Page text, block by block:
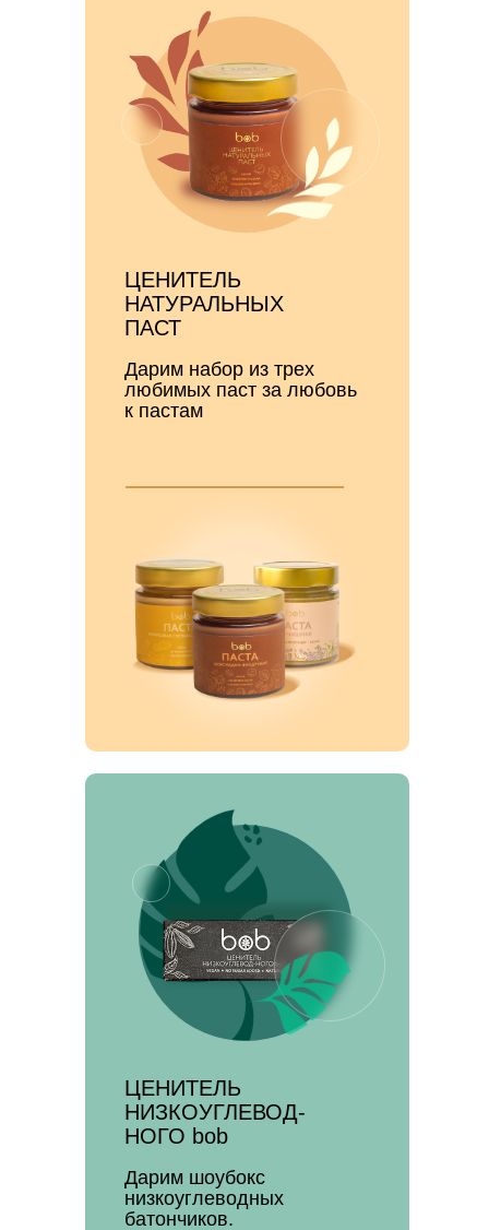
ЦЕНИТЕЛЬ
НАТУРАЛЬНЫХ
ПАСТ
Дарим набор из трех
любимых паст за любовь
к пастам
ЦЕНИТЕЛЬ
НИЗКОУГЛЕВОД-
НОГО bob
Дарим шоубокс
низкоуглеводных
батончиков.